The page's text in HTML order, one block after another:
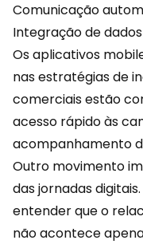
Comunicação
Integração de
Os aplicativos
nas estratégias de
comerciais estão
acesso rápido às
acompanhamento
Outro movimento
dasjornadas
entender que o
não acontece